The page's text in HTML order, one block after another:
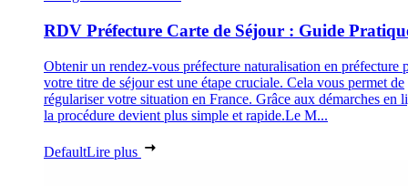
RDV Préfecture Carte de Séjour : Guide
Obtenir un rendez-vous préfecture naturalisation en préfecture
votre titre de séjour est une étape cruciale. Cela vous permet de
régulariser votre situation en France. Grâce aux démarches en
la procédure devient plus simple et rapide.Le M...
DefaultLire plus